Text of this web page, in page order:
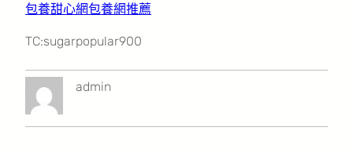
包養甜心網包養網推薦
TC:sugarpopular900
admin